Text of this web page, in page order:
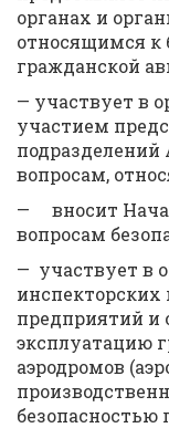
органах и
относящимся к
гражданской
— участвует в
участием
подразделений
вопросам,
— вносит
вопросам
— участвует в
инспекторских
предприятий и
эксплуатацию
аэродромов
безопасностью